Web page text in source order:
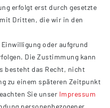
erfolgt erst durch gesetzte
Dritten, die wir in den
oder aufgrund
Die Zustimmung kann
besteht das Recht, nicht
zu einem späteren Zeitpunkt
Sie unser Impressum
personenbezogener